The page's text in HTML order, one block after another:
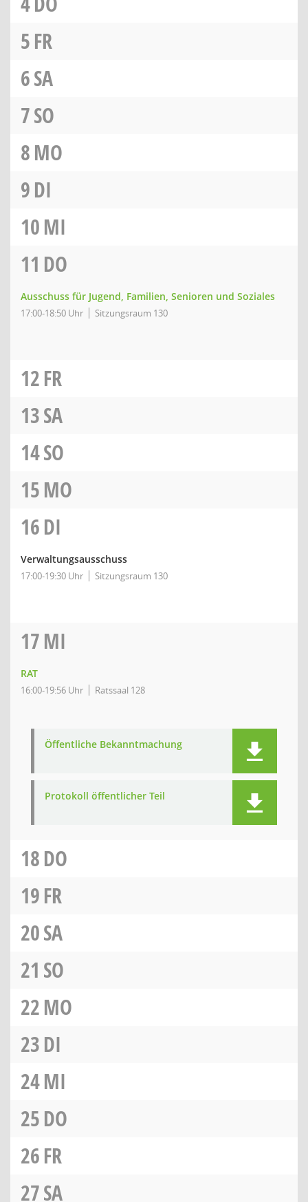
5FR
6SA
7SO
8MO
9DI
10MI
11 DO
Ausschuss für Jugend, Familien, Senioren und Soziales
17:00-18:50 Uhr Sitzungsraum 130
12FR
13SA
14SO
15MO
16DI
Verwaltungsausschuss
17:00-19:30 Uhr Sitzungsraum 130
17MI
RAT
16:00-19:56 Uhr Ratssaal 128
Öffentliche Bekanntmachung
Protokoll öffentlicher Teil
18DO
19FR
20SA
21 SO
22MO
23DI
24MI
25DO
26FR
27SA